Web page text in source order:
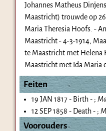
Johannes Matheus
Maastricht) trouwde op
Maria Theresia Hoofs. -
Maastricht - 4-3-1914,
te Maastricht met Helena
Maastricht met Ida Maria
Feiten
19 JAN 1817 - Birth - ;
12 SEP 1858 - Death - ;
Voorouders